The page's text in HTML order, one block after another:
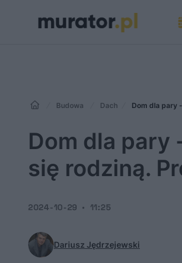
Budowa Dach Dom dla pary
Dom dla pary
się rodziną.
Dariusz Jędrzejewski
2024-10-29 11:25